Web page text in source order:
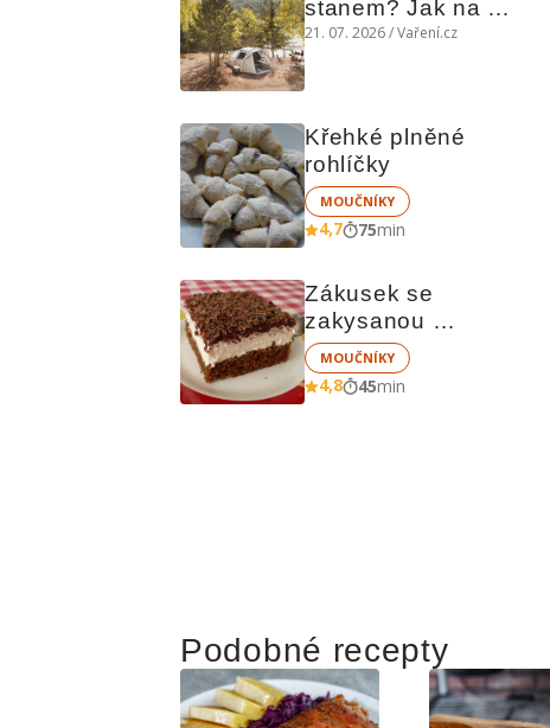
stanem? Jak na
polní kuchyni a na
21. 07. 2026 / Vaření.cz
Křehké plněné
rohlíčky
MOUČNÍKY
4,7 75min
Zákusek se
zakysanou
smetanou
MOUČNÍKY
4,8 45min
Podobné recepty